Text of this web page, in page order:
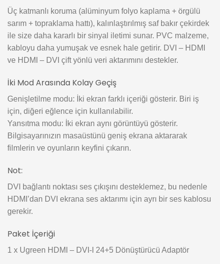
Üç katmanlı koruma (alüminyum folyo kaplama + örgülü
sarım + topraklama hattı), kalınlaştırılmış saf bakır çekirdek
ile size daha kararlı bir sinyal iletimi sunar. PVC malzeme,
kabloyu daha yumuşak ve esnek hale getirir. DVI – HDMI
ve HDMI – DVI çift yönlü veri aktarımını destekler.
İki Mod Arasında Kolay Geçiş
Genişletilme modu: İki ekran farklı içeriği gösterir. Biri iş
için, diğeri eğlence için kullanılabilir.
Yansıtma modu: İki ekran aynı görüntüyü gösterir.
Bilgisayarınızın masaüstünü geniş ekrana aktararak
filmlerin ve oyunların keyfini çıkarın.
Not:
DVI bağlantı noktası ses çıkışını desteklemez, bu nedenle
HDMI’dan DVI ekrana ses aktarımı için ayrı bir ses kablosu
gerekir.
Paket İçeriği
1 x Ugreen HDMI – DVI-I 24+5 Dönüştürücü Adaptör